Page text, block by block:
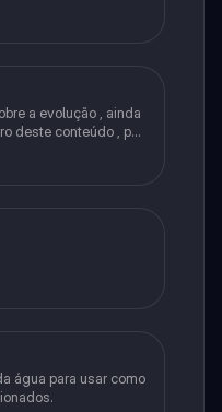
a evolução , ainda
deste conteúdo , por
mais fontes e
e fixar melhor.
água para usar como